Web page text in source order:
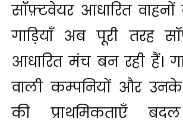
सॉफ़्टवेयर आधारित
गाड़ियाँ अब पूरी तरह
आधारित मंच बन रही हैं।
वाली कम्पनियों और उनके
की प्राथमिकताएँ